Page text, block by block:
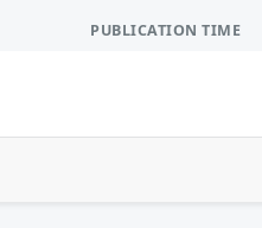
PUBLICATION TIME